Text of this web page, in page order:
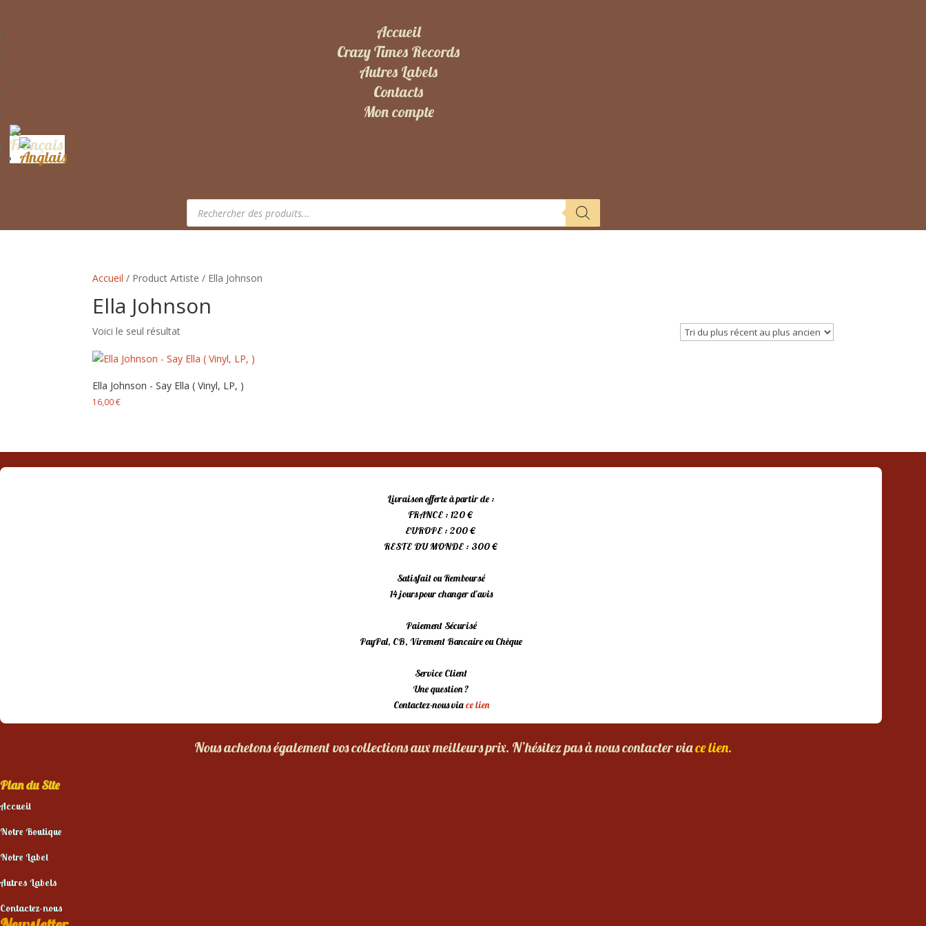
Accueil
Crazy Times Records
Autres Labels
Contacts
Mon compte
Recherche
produits
Accueil / Product Artiste / Ella Johnson
Ella Johnson
Voici le seul résultat
Ella Johnson ‎- Say Ella ( Vinyl, LP, )
16,00€
Livraison offerte à partir de :
FRANCE : 120 €
EUROPE : 200 €
RESTE DU MONDE : 300 €
Satisfait ou Remboursé
14 jours pour changer d’avis
Paiement Sécurisé
PayPal, CB, Virement Bancaire ou Chèque
Service Client
Une question ?
Contactez-nous viace lien
Nous achetons également vos collections aux meilleurs prix. N’hésitez pas à nous contacter viace lien.
Plan du Site
Accueil
Notre Boutique
Notre Label
Autres Labels
Contactez-nous